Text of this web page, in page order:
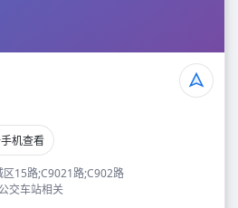
机查看
区15路;C9021路;C902路
交车站相关